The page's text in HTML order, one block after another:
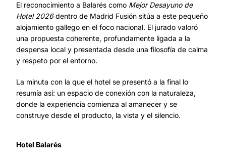
El reconocimiento a Balarés como Mejor Desayuno de
Hotel 2026dentro de Madrid Fusión sitúa a este pequeño
alojamiento gallego en el foco nacional. El jurado valoró
una propuesta coherente, profundamente ligada a la
despensa local y presentada desde una filosofía de calma
y respeto por el entorno.
La minuta con la que el hotel se presentó a la final lo
resumía así: un espacio de conexión con la naturaleza,
donde la experiencia comienza al amanecer y se
construye desde el producto, la vista y el silencio.
Hotel Balarés